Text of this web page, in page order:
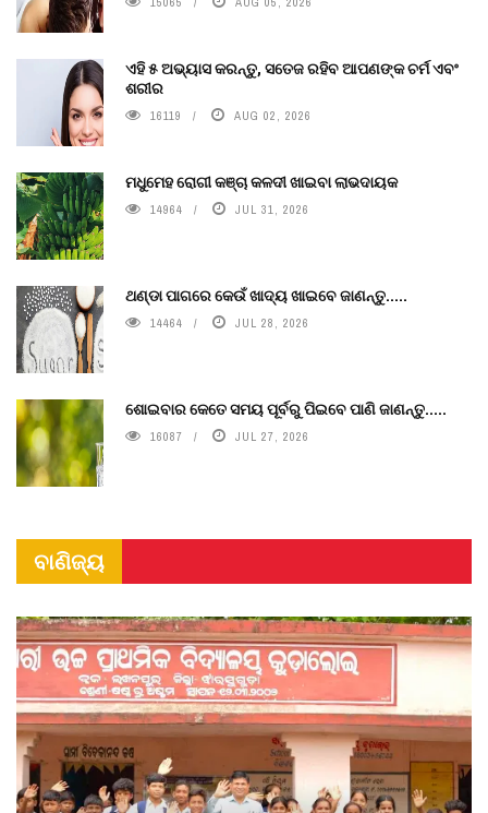
ଏହି ୫ ଅଭ୍ୟାସ କରନ୍ତୁ, ସତେଜ ରହିବ ଆପଣଙ୍କ ଚର୍ମ ଏବଂ
ଶରୀର
16119 AUG 02, 2026
ମଧୁମେହ ରୋଗୀ କଞ୍ଚା କଳଦୀ ଖାଇବା ଲାଭଦାୟକ
14964 JUL 31, 2026
ଥଣ୍ଡା ପାଗରେ କେଉଁ ଖାଦ୍ୟ ଖାଇବେ ଜାଣନ୍ତୁ.....
14464 JUL 28, 2026
ଶୋଇବାର କେତେ ସମୟ ପୂର୍ବରୁ ପିଇବେ ପାଣି ଜାଣନ୍ତୁ.....
16087 JUL 27, 2026
ବାଣିଜ୍ୟ